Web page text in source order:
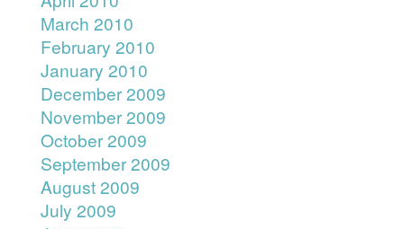
March 2010
February 2010
January 2010
December 2009
November 2009
October 2009
September 2009
August 2009
July 2009